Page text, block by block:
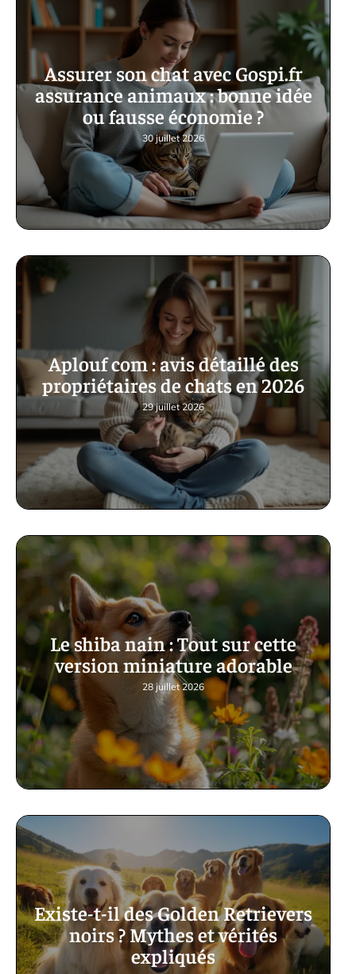
Assurer son chat avec Gospi.fr
assurance animaux : bonne idée
ou fausse économie ?
30 juillet 2026
Aplouf com : avis détaillé des
propriétaires de chats en 2026
29 juillet 2026
Le shiba nain : Tout sur cette
version miniature adorable
28 juillet 2026
Existe-t-il des Golden Retrievers
noirs ? Mythes et vérités
expliqués